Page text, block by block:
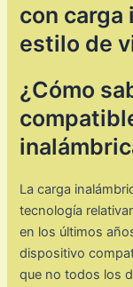
con carga
estilo de
¿Cómo
La carga
tecnología
en los últimos
dispositivo
que no todos los